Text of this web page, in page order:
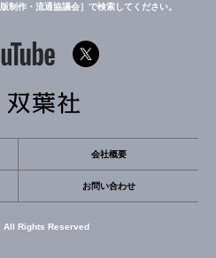
制作・流通協議会］で検索してください。
会社概要
お問い合わせ
All Rights Reserved